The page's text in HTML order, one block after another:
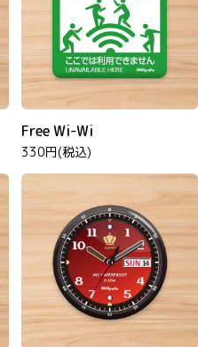
Free Wi-Wi
330円(税込)